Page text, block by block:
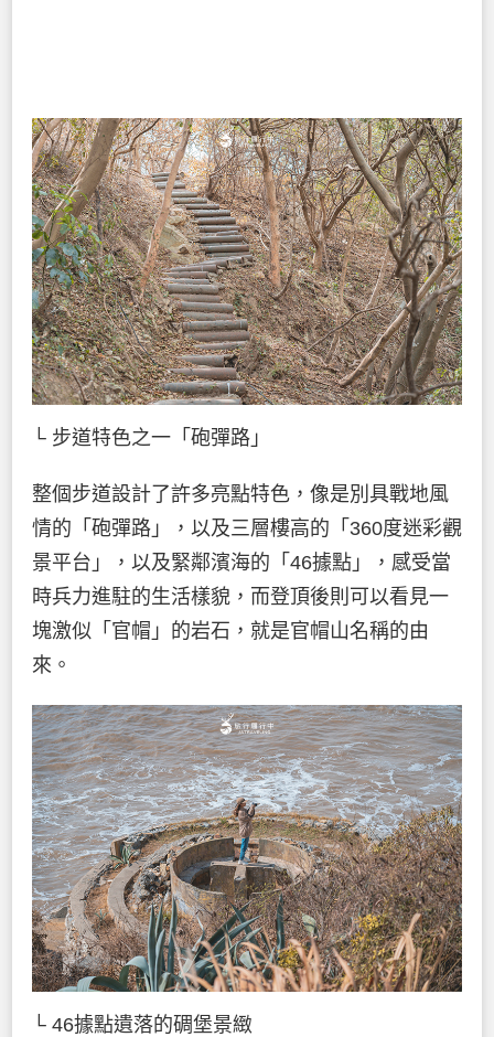
└ 步道特色之一「砲彈路」
整個步道設計了許多亮點特色，像是別具戰地風
情的「砲彈路」，以及三層樓高的「360度迷彩觀
景平台」，以及緊鄰濱海的「46據點」，感受當
時兵力進駐的生活樣貌，而登頂後則可以看見一
塊激似「官帽」的岩石，就是官帽山名稱的由
來。
└ 46據點遺落的碉堡景緻